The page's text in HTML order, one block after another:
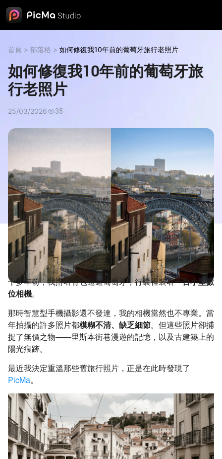
首頁 > 部落格 > 如何修復我10年前的葡萄牙旅行老照片
如何修復我10年前的葡萄牙旅
行老照片
25/03/2026 35
十多年前，我揹著背包遊遍葡萄牙，行囊裡裝著一台小型數
位相機。
那時智慧型手機攝影還不發達，我的相機當然也不專業。當
年拍攝的許多照片都模糊不清、缺乏細節。但這些照片卻捕
捉了無價之物——里斯本街巷漫遊的記憶，以及古建築上的
陽光痕跡。
最近我決定重溫那些舊旅行照片，正是在此時發現了
PicMa。